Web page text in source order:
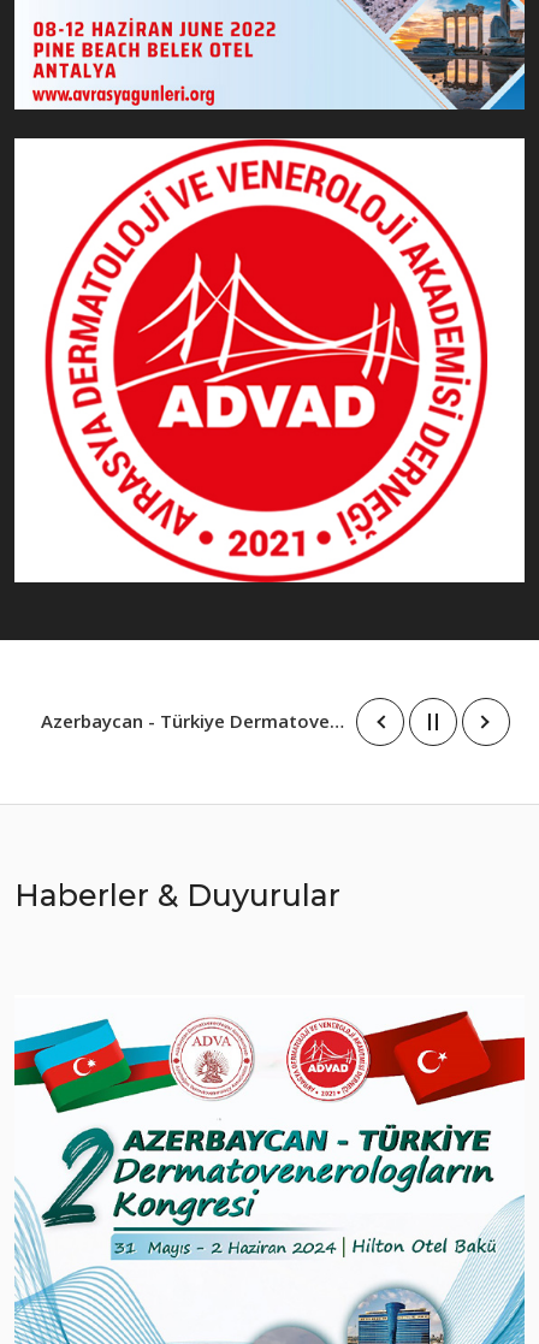
Azerbaycan - Türkiye Dermatovenerologların Kongresi
Haberler & Duyurular